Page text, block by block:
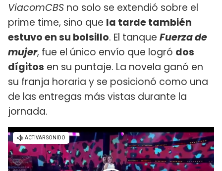
ViacomCBS no solo se extendió sobre el
prime time, sino que la tarde también
estuvo en su bolsillo. El tanque Fuerza de
mujer, fue el único envío que logró dos
dígitos en su puntaje. La novela ganó en
su franja horaria y se posicionó como una
de las entregas más vistas durante la
jornada.